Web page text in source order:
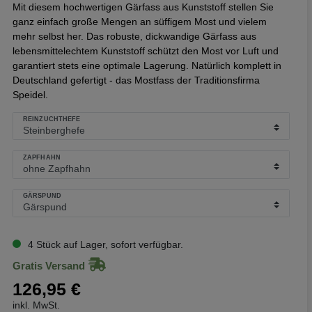
Mit diesem hochwertigen Gärfass aus Kunststoff stellen Sie
ganz einfach große Mengen an süffigem Most und vielem
mehr selbst her. Das robuste, dickwandige Gärfass aus
lebensmittelechtem Kunststoff schützt den Most vor Luft und
garantiert stets eine optimale Lagerung. Natürlich komplett in
Deutschland gefertigt - das Mostfass der Traditionsfirma
Speidel.
REINZUCHTHEFE
ZAPFHAHN
GÄRSPUND
4 Stück auf Lager, sofort verfügbar.
Gratis Versand
126,95 €
inkl. MwSt.